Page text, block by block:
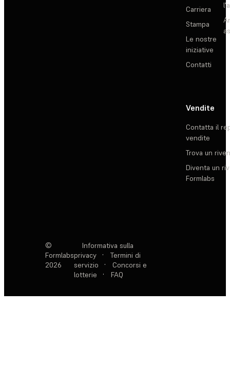
Carriera
Stampa
Le nostre
iniziative
Contatti
Vendite
Contatta il
vendite
Trova un
Diventa un
Formlabs
©
Formlabs
2026
Informativa sulla
privacy
·
Termini di
servizio
·
Concorsi e
lotterie
· FAQ